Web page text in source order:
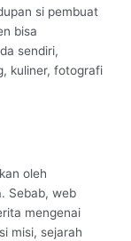
si pembuat
bisa
sendiri,
kuliner, fotografi
oleh
Sebab, web
mengenai
misi, sejarah